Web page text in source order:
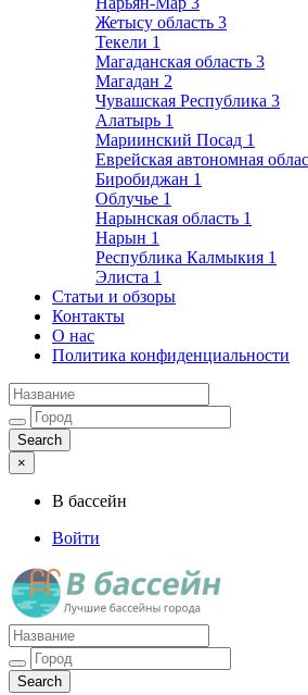
Жетысу область 3
Текели 1
Магаданская область 3
Магадан 2
Чувашская Республика 3
Алатырь 1
Мариинский Посад 1
Еврейская автономная
Биробиджан 1
Облучье 1
Нарынская область 1
Нарын 1
Республика Калмыкия 1
Элиста 1
Статьи и обзоры
Контакты
О нас
Политика конфиденциальности
×
В бассейн
Войти
Лучшие бассейны города